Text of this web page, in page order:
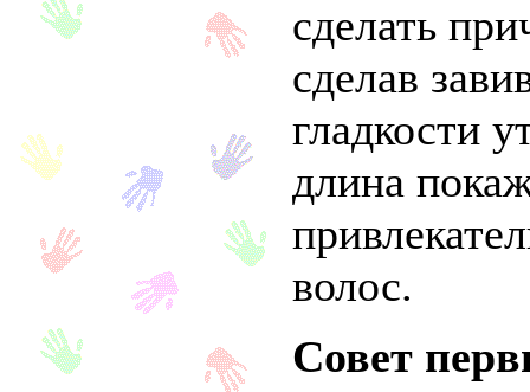
сделать
сделав
гладкости
длина
волос.
Совет